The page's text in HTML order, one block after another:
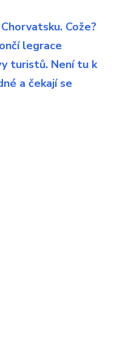
Cože?
legrace
turistů. Není tu k
a čekají se